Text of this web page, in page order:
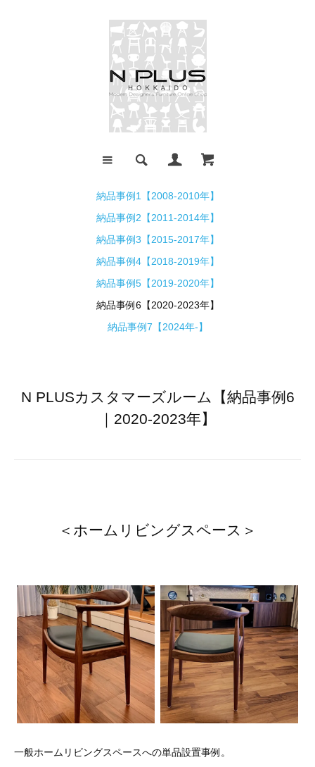
納品事例1【2008-2010年】
納品事例2【2011-2014年】
納品事例3【2015-2017年】
納品事例4【2018-2019年】
納品事例5【2019-2020年】
納品事例6【2020-2023年】
納品事例7【2024年-】
N PLUSカスタマーズルーム【納品事例6
｜2020-2023年】
＜ホームリビングスペース＞
一般ホームリビングスペースへの単品設置事例。